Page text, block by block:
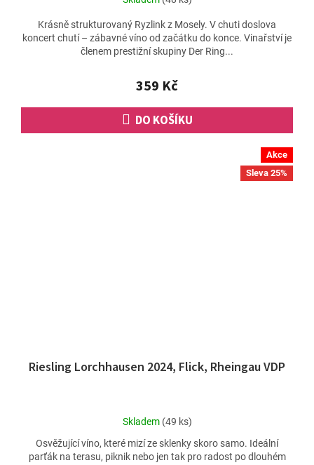
359 Kč
DO KOŠÍKU
Krásně strukturovaný Ryzlink z Mosely. V chuti doslova
koncert chutí – zábavné víno od začátku do konce. Vinařství je
členem prestižní skupiny Der Ring...
Akce
Sleva 25%
Riesling Lorchhausen 2024, Flick, Rheingau VDP
Průměrné
produktu
je
Skladem (49 ks)
Osvěžující víno, které mizí ze sklenky skoro samo. Ideální
parťák na terasu, piknik nebo jen tak pro radost po dlouhém